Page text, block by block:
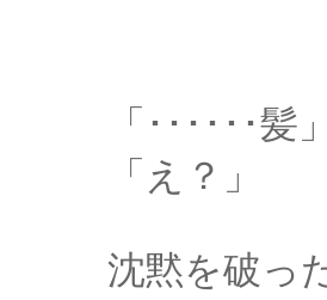
･･･髪
？」
ったのは